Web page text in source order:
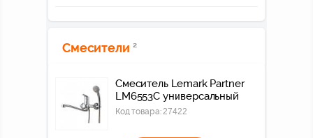
Смесители 2
Смеситель Lemark Partner
LM6553C универсальный
Код товара:27422